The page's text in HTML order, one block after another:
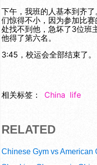
下午，我班的人基本到齐
们惊得不小，因为参加比
处找不到他，急坏了3位班
他得了第六名。
3:45，校运会全部结束了。
相关标签： China life
RELATED
Chinese Gym vs American